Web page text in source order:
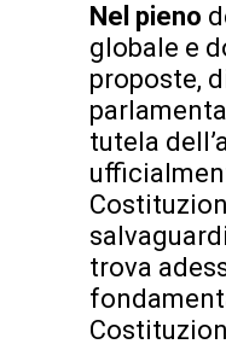
Nel pieno
globale e
proposte,
tutela
trova